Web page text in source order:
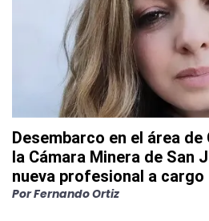
Desembarco en el área
la Cámara Minera de San
nueva profesional a cargo
PorFernando Ortiz